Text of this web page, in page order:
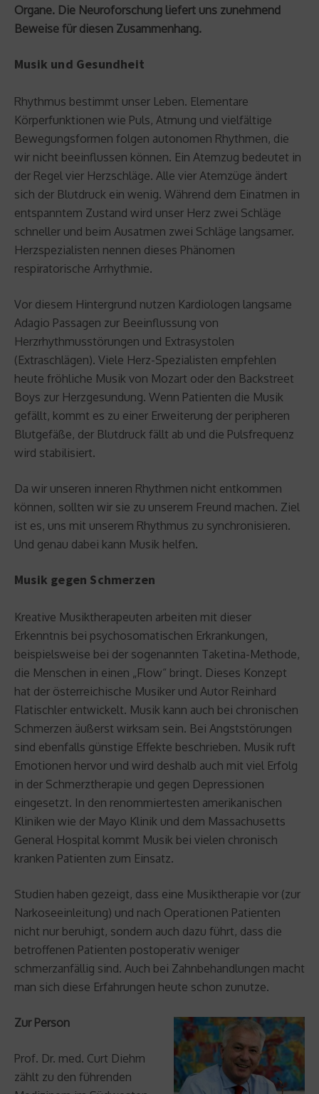
Organe. Die Neuroforschung liefert uns zunehmend
Beweise für diesen Zusammenhang.
Musik und Gesundheit
Rhythmus bestimmt unser Leben. Elementare
Körperfunktionen wie Puls, Atmung und vielfältige
Bewegungsformen folgen autonomen Rhythmen, die
wir nicht beeinflussen können. Ein Atemzug bedeutet in
der Regel vier Herzschläge. Alle vier Atemzüge ändert
sich der Blutdruck ein wenig. Während dem Einatmen in
entspanntem Zustand wird unser Herz zwei Schläge
schneller und beim Ausatmen zwei Schläge langsamer.
Herzspezialisten nennen dieses Phänomen
respiratorische Arrhythmie.
Vor diesem Hintergrund nutzen Kardiologen langsame
Adagio Passagen zur Beeinflussung von
Herzrhythmusstörungen und Extrasystolen
(Extraschlägen). Viele Herz-Spezialisten empfehlen
heute fröhliche Musik von Mozart oder den Backstreet
Boys zur Herzgesundung. Wenn Patienten die Musik
gefällt, kommt es zu einer Erweiterung der peripheren
Blutgefäße, der Blutdruck fällt ab und die Pulsfrequenz
wird stabilisiert.
Da wir unseren inneren Rhythmen nicht entkommen
können, sollten wir sie zu unserem Freund machen. Ziel
ist es, uns mit unserem Rhythmus zu synchronisieren.
Und genau dabei kann Musik helfen.
Musik gegen Schmerzen
Kreative Musiktherapeuten arbeiten mit dieser
Erkenntnis bei psychosomatischen Erkrankungen,
beispielsweise bei der sogenannten Taketina-Methode,
die Menschen in einen „Flow“ bringt. Dieses Konzept
hat der österreichische Musiker und Autor Reinhard
Flatischler entwickelt. Musik kann auch bei chronischen
Schmerzen äußerst wirksam sein. Bei Angststörungen
sind ebenfalls günstige Effekte beschrieben. Musik ruft
Emotionen hervor und wird deshalb auch mit viel Erfolg
in der Schmerztherapie und gegen Depressionen
eingesetzt. In den renommiertesten amerikanischen
Kliniken wie der Mayo Klinik und dem Massachusetts
General Hospital kommt Musik bei vielen chronisch
kranken Patienten zum Einsatz.
Studien haben gezeigt, dass eine Musiktherapie vor (zur
Narkoseeinleitung) und nach Operationen Patienten
nicht nur beruhigt, sondern auch dazu führt, dass die
betroffenen Patienten postoperativ weniger
schmerzanfällig sind. Auch bei Zahnbehandlungen macht
man sich diese Erfahrungen heute schon zunutze.
Zur Person
Prof. Dr. med. Curt Diehm
zählt zu den führenden